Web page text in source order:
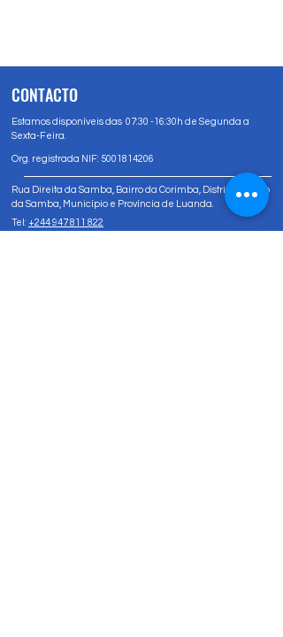
CONTACTO
Estamos disponíveis das 07:30 -16:30h de Segunda a
Sexta-Feira.
Org. registrada NIF: 5001814206
Rua Direita da Samba, Bairro da Corimba, Distrito Urbano
da Samba, Município e Província de Luanda.
Tel: +244 947 811 822